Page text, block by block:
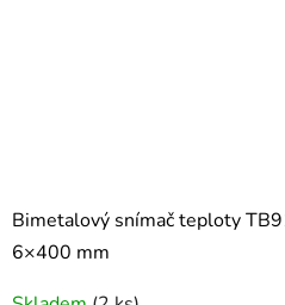
Bimetalový snímač teploty
6×400 mm